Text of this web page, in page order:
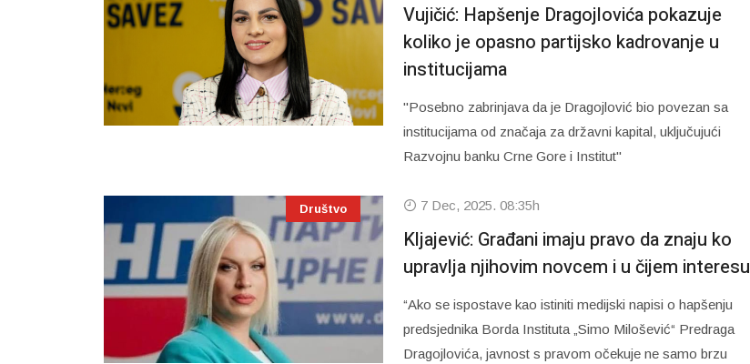
Vujičić: Hapšenje Dragojlovića pokazuje
koliko je opasno partijsko kadrovanje u
institucijama
"Posebno zabrinjava da je Dragojlović bio povezan sa
institucijama od značaja za državni kapital, uključujući
Razvojnu banku Crne Gore i Institut"
Društvo 7 Dec, 2025. 08:35h
Kljajević: Građani imaju pravo da znaju ko
upravlja njihovim novcem i u čijem interesu
“Ako se ispostave kao istiniti medijski napisi o hapšenju
predsjednika Borda Instituta „Simo Milošević“ Predraga
Dragojlovića, javnost s pravom očekuje ne samo brzu